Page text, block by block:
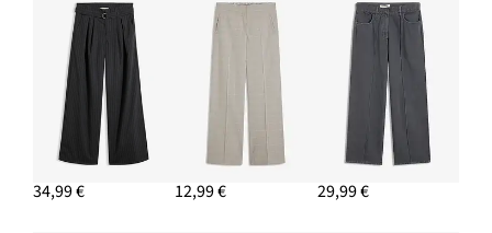
34,99 € 12,99 € 29,99 €